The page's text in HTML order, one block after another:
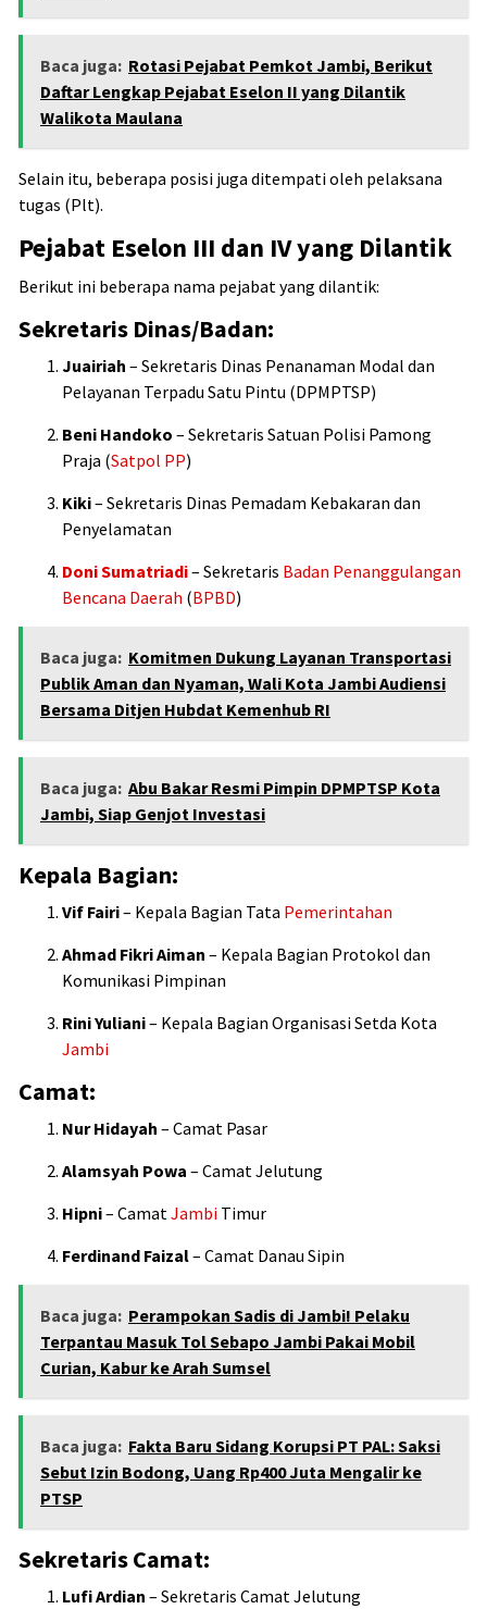
Baca juga: Rotasi Pejabat Pemkot Jambi, Berikut
Daftar Lengkap Pejabat Eselon II yang Dilantik
Walikota Maulana
Selain itu, beberapa posisi juga ditempati oleh pelaksana
tugas (Plt).
Pejabat Eselon III dan IV yang Dilantik
Berikut ini beberapa nama pejabat yang dilantik:
Sekretaris Dinas/Badan:
Juairiah – Sekretaris Dinas Penanaman Modal dan
Pelayanan Terpadu Satu Pintu (DPMPTSP)
Beni Handoko – Sekretaris Satuan Polisi Pamong
Praja (Satpol PP)
Kiki– Sekretaris Dinas Pemadam Kebakaran dan
Penyelamatan
Doni Sumatriadi– Sekretaris Badan Penanggulangan
Bencana Daerah (BPBD)
Baca juga: Komitmen Dukung Layanan Transportasi
Publik Aman dan Nyaman, Wali Kota Jambi Audiensi
Bersama Ditjen Hubdat Kemenhub RI
Baca juga: Abu Bakar Resmi Pimpin DPMPTSP Kota
Jambi, Siap Genjot Investasi
Kepala Bagian:
Vif Fairi– Kepala Bagian Tata Pemerintahan
Ahmad Fikri Aiman – Kepala Bagian Protokol dan
Komunikasi Pimpinan
Rini Yuliani– Kepala Bagian Organisasi Setda Kota
Jambi
Camat:
Nur Hidayah – Camat Pasar
Alamsyah Powa – Camat Jelutung
Hipni– CamatJambi Timur
Ferdinand Faizal– Camat Danau Sipin
Baca juga: Perampokan Sadis di Jambi! Pelaku
Terpantau Masuk Tol Sebapo Jambi Pakai Mobil
Curian, Kabur ke Arah Sumsel
Baca juga: Fakta Baru Sidang Korupsi PT PAL: Saksi
Sebut Izin Bodong, Uang Rp400 Juta Mengalir ke
PTSP
Sekretaris Camat:
Lufi Ardian – Sekretaris Camat Jelutung